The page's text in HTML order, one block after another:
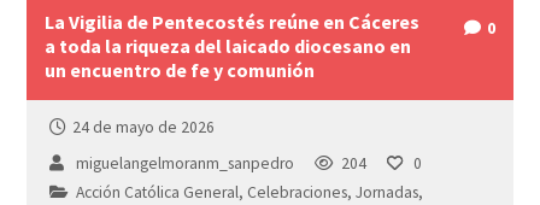
La Vigilia de Pentecostés reúne en Cáceres
a toda la riqueza del laicado diocesano en
un encuentro de fe y comunión
0
24 de mayo de 2026
miguelangelmoranm_sanpedro
204
0
Acción Católica General, Celebraciones,Jornadas,